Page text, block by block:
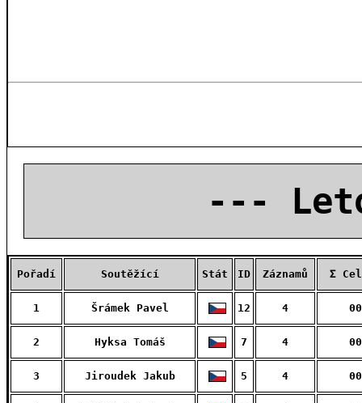
---
Pořadí Soutěžící Stát ID Záznamů Σ
1 Šrámek Pavel 12 4
2 Hyksa Tomáš 7 4
3 Jiroudek Jakub 5 4